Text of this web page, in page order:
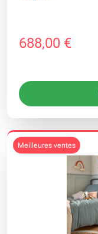
688,00 €
meilleures ventes